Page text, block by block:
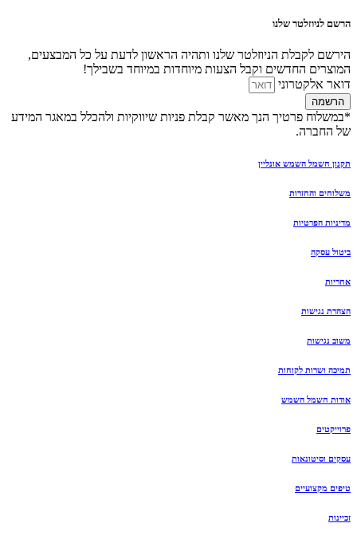
הרשם לניוזלטר שלנו
הירשם לקבלת הניוזלטר שלנו ותהיה הראשון לדעת על כל המבצעים,
המוצרים החדשים וקבל הצעות מיוחדות במיוחד בשבילך!
דואר אלקטרוני
הרשמה
*במשלוח פרטיך הנך מאשר קבלת פניות שיווקיות ולהכלל במאגר המידע
של החברה.
תקנון חשמל השמש אונליין
משלוחים והחזרות
מדיניות הפרטיות
ביטול עסקה
אחריות
הצהרת נגישות
משוב נגישות
תמיכה ושרות לקוחות
אודות חשמל השמש
פרוייקטים
עסקים וסיטונאות
טיפים מקצועיים
זכיינות